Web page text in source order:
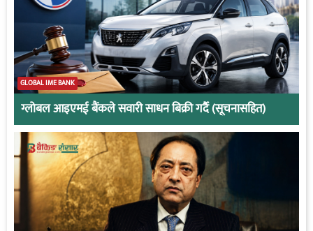
GLOBAL IME BANK
ग्लोबल आइएमई बैंकले सवारी साधन बिक्री गर्दै (सूचनासहित)